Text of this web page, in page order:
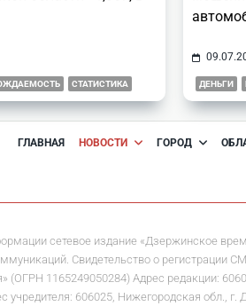
СТАТИСТИКА ДЕНЬГИ
ГЛАВНАЯ НОВОСТИ ГОРОД
сетевое издание «Дзержинское
Свидетельство о регистрации
1165249050284) Адрес редакции:
учредителя: 606025, Нижегородская обл.,